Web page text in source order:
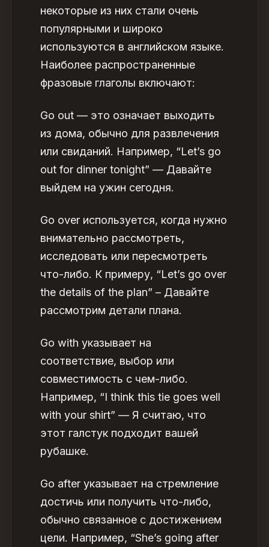
некоторые из них стали очень
популярными и широко
используются в английском языке.
Наиболее распространенные
фразовые глаголы включают:
Go out — это означает выходить
из дома, обычно для развлечения
или свиданий. Например, “Let’s go
out for dinner tonight” — Давайте
выйдем на ужин сегодня.
Go over используется, когда нужно
внимательно рассмотреть,
исследовать или пересмотреть
что-либо. К примеру, “Let’s go over
the details of the plan” – Давайте
рассмотрим детали плана.
Go with указывает на
соответствие, выбор или
совместимость с чем-либо.
Например, “I think this tie goes well
with your shirt” — Я считаю, что
этот галстук подходит вашей
рубашке.
Go after указывает на стремление
достичь или получить что-либо,
обычно связанное с достижением
цели. Например, “She’s going after